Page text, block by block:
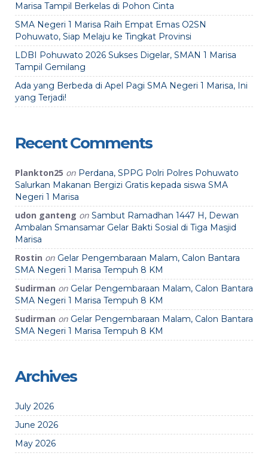
Marisa Tampil Berkelas di Pohon Cinta
SMA Negeri 1 Marisa Raih Empat Emas O2SN
Pohuwato, Siap Melaju ke Tingkat Provinsi
LDBI Pohuwato 2026 Sukses Digelar, SMAN 1 Marisa
Tampil Gemilang
Ada yang Berbeda di Apel Pagi SMA Negeri 1 Marisa, Ini
yang Terjadi!
Recent Comments
Plankton25 on Perdana, SPPG Polri Polres Pohuwato
Salurkan Makanan Bergizi Gratis kepada siswa SMA
Negeri 1 Marisa
udon ganteng on Sambut Ramadhan 1447 H, Dewan
Ambalan Smansamar Gelar Bakti Sosial di Tiga Masjid
Marisa
Rostin on Gelar Pengembaraan Malam, Calon Bantara
SMA Negeri 1 Marisa Tempuh 8 KM
Sudirman on Gelar Pengembaraan Malam, Calon Bantara
SMA Negeri 1 Marisa Tempuh 8 KM
Sudirman on Gelar Pengembaraan Malam, Calon Bantara
SMA Negeri 1 Marisa Tempuh 8 KM
Archives
July 2026
June 2026
May 2026